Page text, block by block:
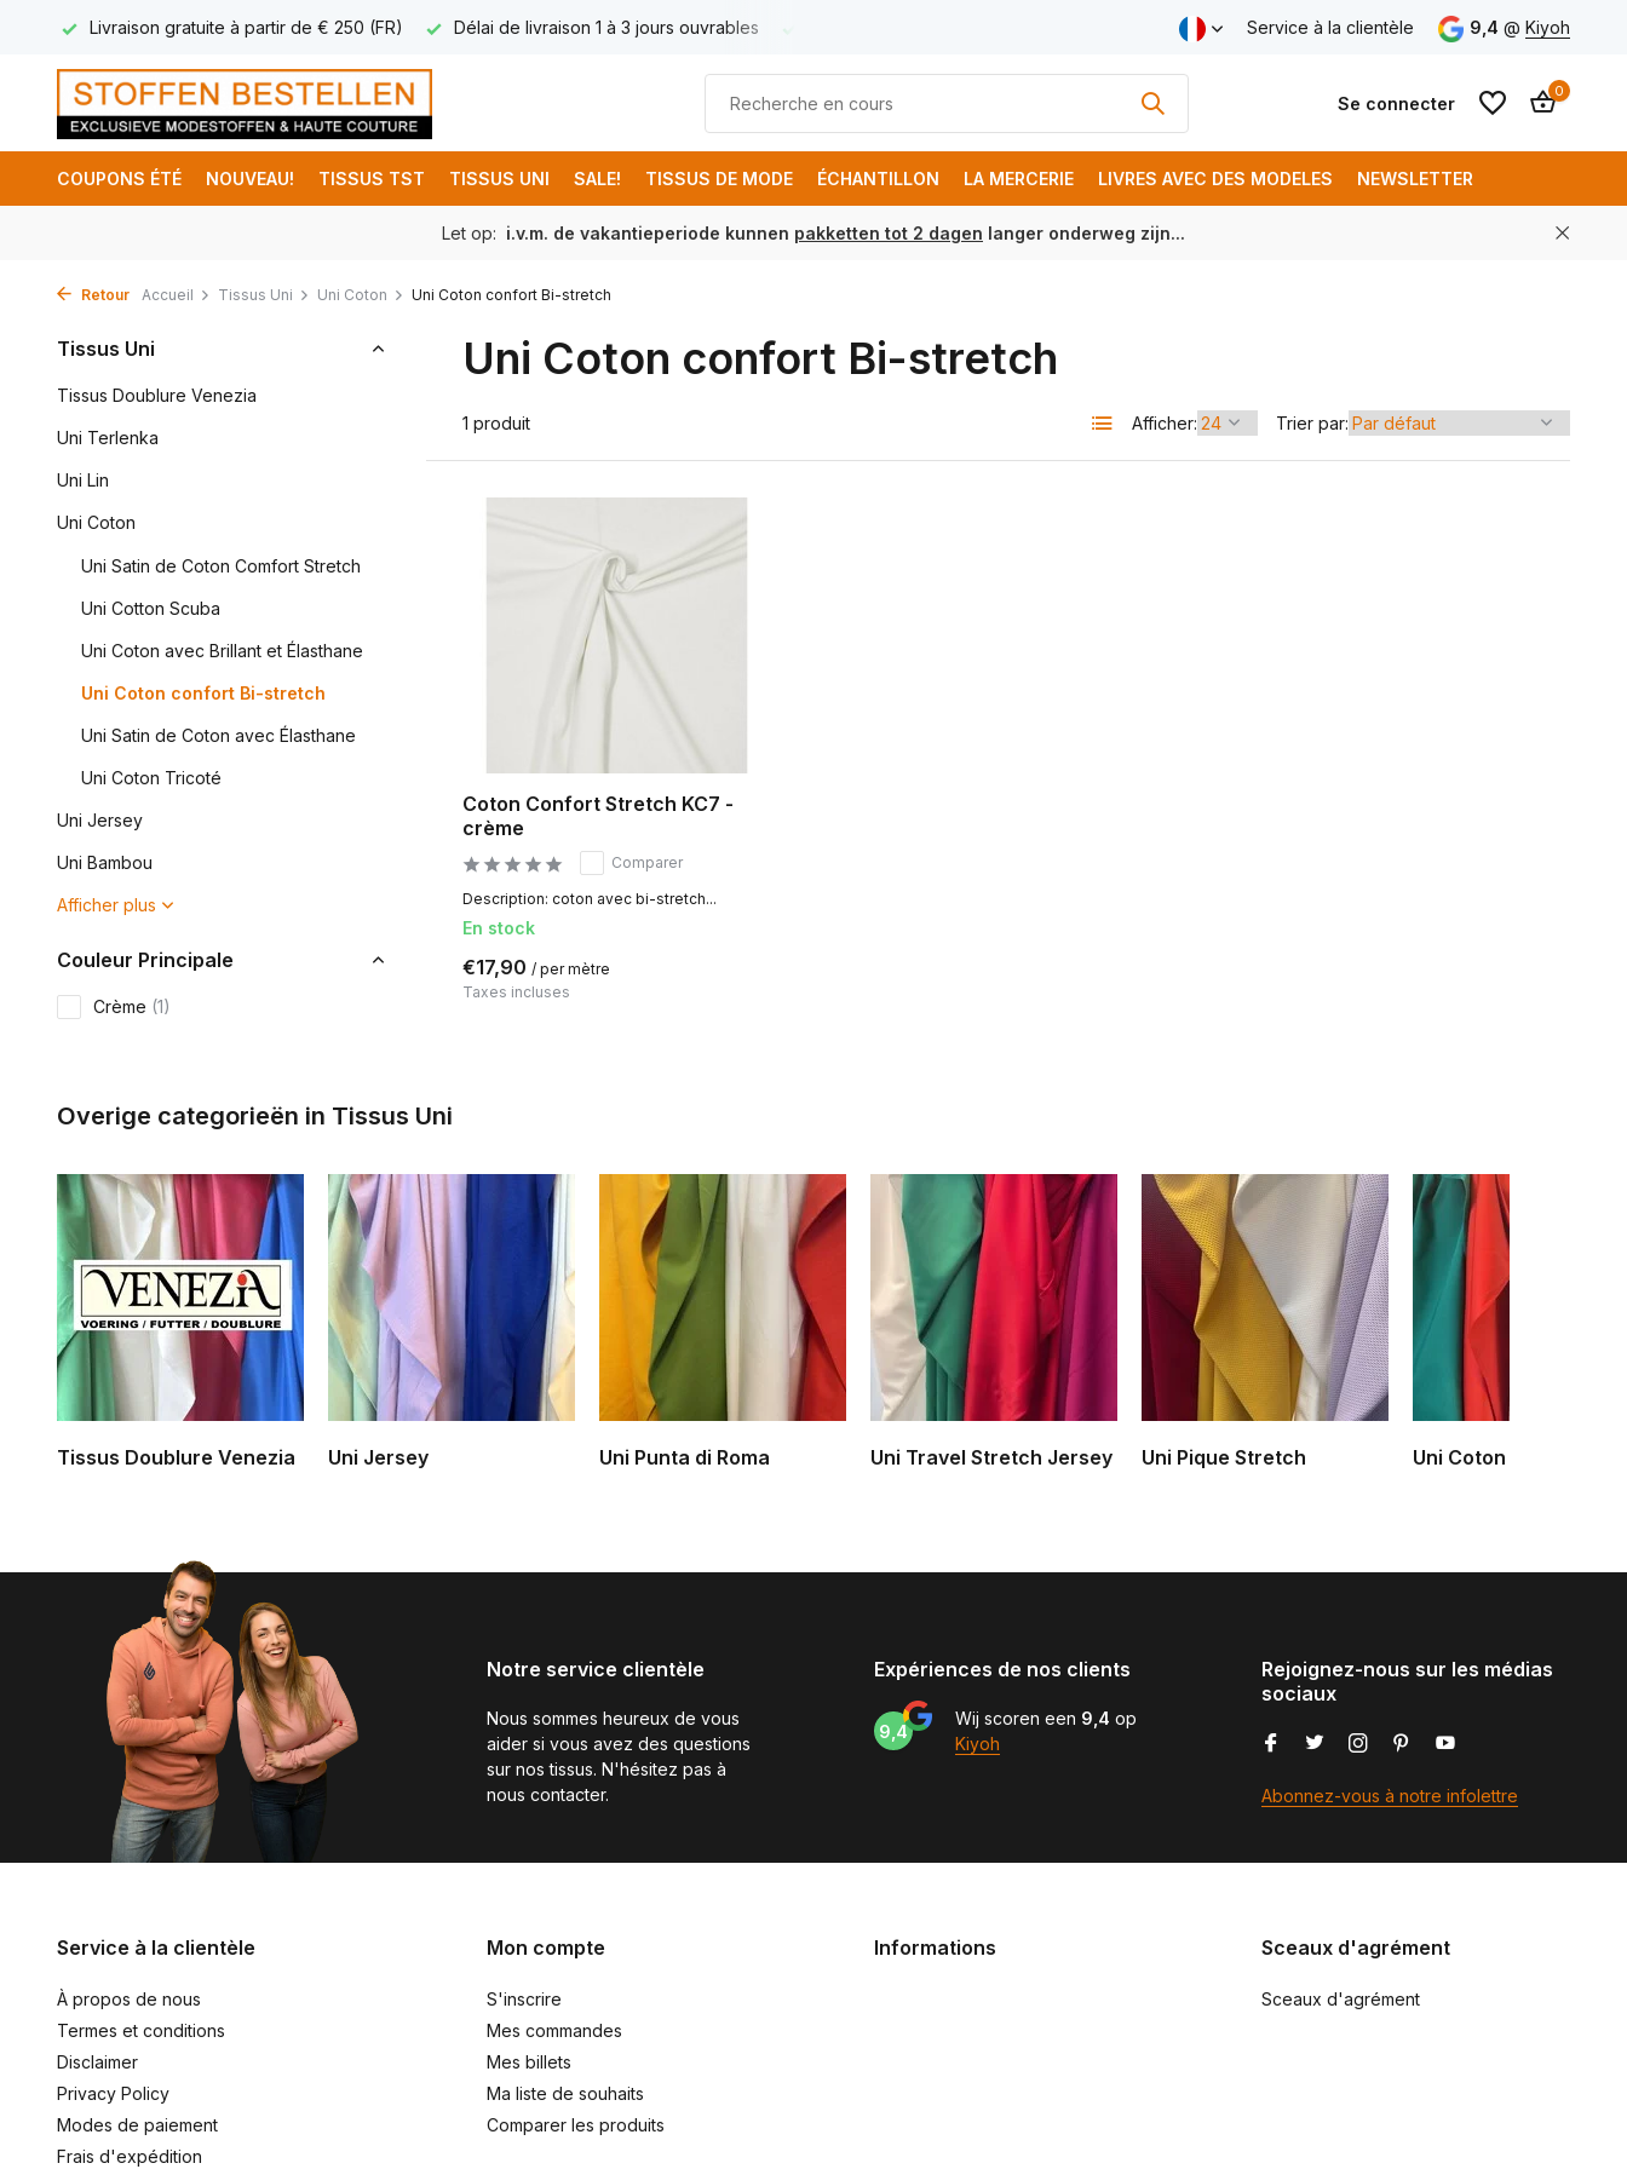
Livraison gratuite à partir de € 250 (FR) Délai de livraison 1 à 3 jours ouvrables Livraison gratuite à partir de € 250 (FR)
Service à la clientèle 9,4 @ Kiyoh
Se connecter
0
COUPONS ÉTÉ NOUVEAU! TISSUS TST TISSUS UNI SALE! TISSUS DE MODE ÉCHANTILLON LA MERCERIE LIVRES AVEC DES MODELES NEWSLETTER
Let op: i.v.m. de vakantieperiode kunnen pakketten tot 2 dagen langer onderweg zijn...
Retour Accueil Tissus Uni Uni Coton Uni Coton confort Bi-stretch
Tissus Uni
Tissus Doublure Venezia
Uni Terlenka
Uni Lin
Uni Coton
Uni Satin de Coton Comfort Stretch
Uni Cotton Scuba
Uni Coton avec Brillant et Élasthane
Uni Coton confort Bi-stretch
Uni Satin de Coton avec Élasthane
Uni Coton Tricoté
Uni Jersey
Uni Bambou
Afficher plus
Couleur Principale
Crème (1)
Uni Coton confort Bi-stretch
1 produit Afficher: Trier par:
Coton Confort Stretch KC7 -
crème
Comparer
Description: coton avec bi-stretch...
En stock
€17,90 / per mètre
Taxes incluses
Overige categorieën in Tissus Uni
Tissus Doublure Venezia Uni Jersey Uni Punta di Roma Uni Travel Stretch Jersey Uni Pique Stretch Uni Coton
Notre service clientèle
Nous sommes heureux de vous
aider si vous avez des questions
sur nos tissus. N'hésitez pas à
nous contacter.
Expériences de nos clients
9,4
Wij scoren een 9,4 op
Kiyoh
Rejoignez-nous sur les médias
sociaux
Abonnez-vous à notre infolettre
Service à la clientèle
À propos de nous
Termes et conditions
Disclaimer
Privacy Policy
Modes de paiement
Frais d'expédition
Mon compte
S'inscrire
Mes commandes
Mes billets
Ma liste de souhaits
Comparer les produits
Informations Sceaux d'agrément
Sceaux d'agrément